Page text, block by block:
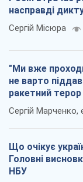
насправді
Сергій Місюра
"Ми вже
не варто
ракетний терор
Сергій Марченко,
Що очікує
Головні
НБУ